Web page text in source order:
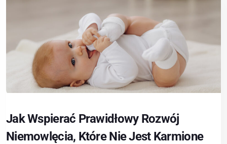
Jak Wspierać Prawidłowy Rozwój
Niemowlęcia, Które Nie Jest Karmione